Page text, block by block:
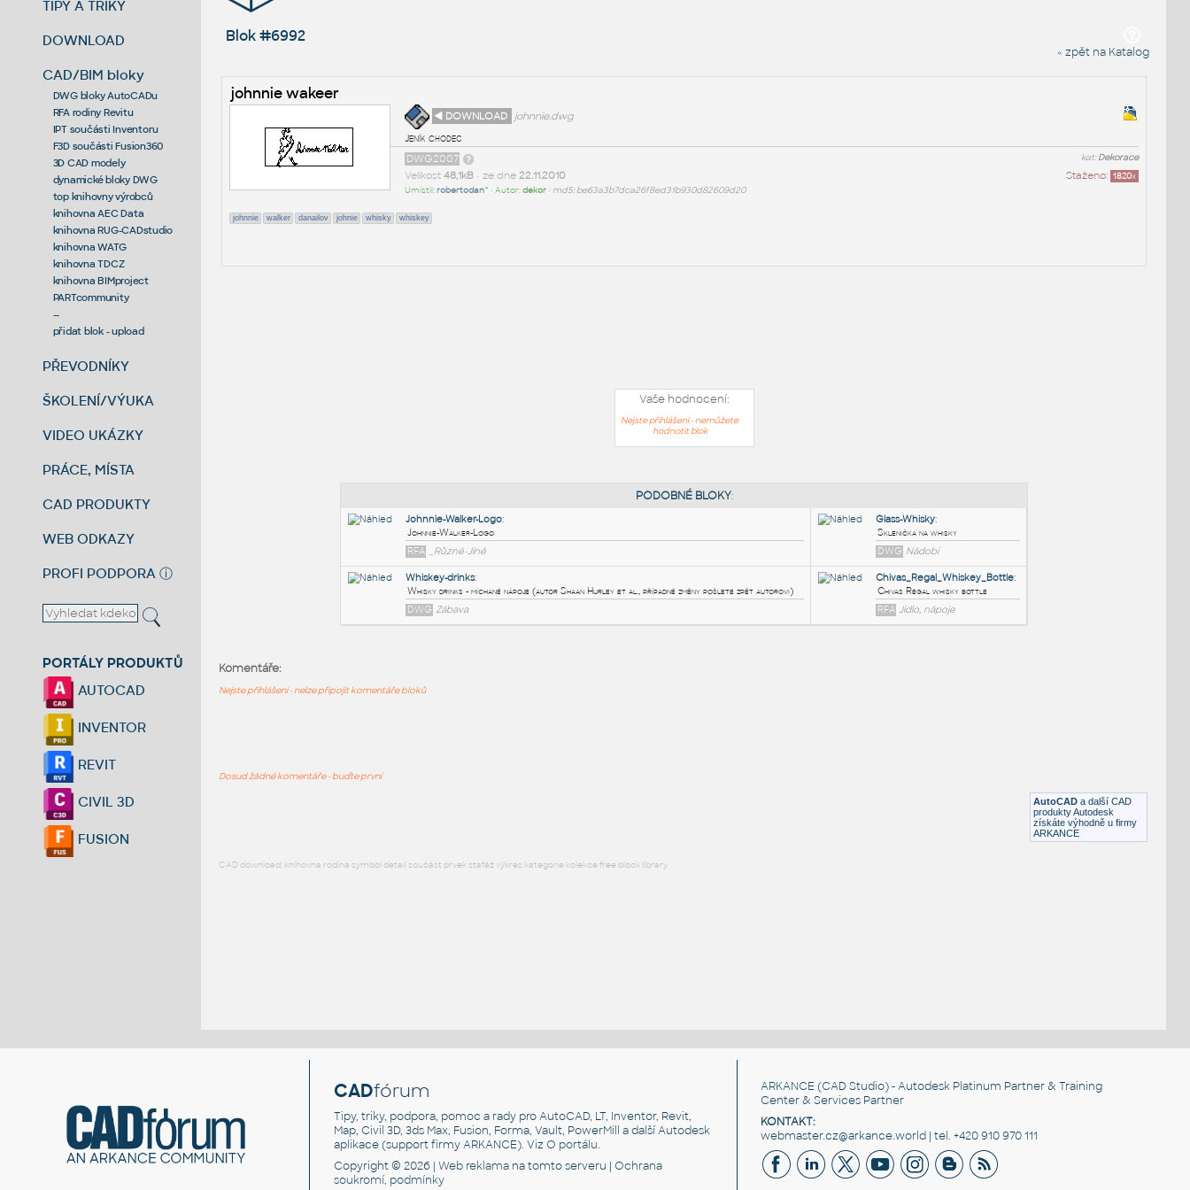
TIPY A TRIKY
DOWNLOAD
CAD/BIM bloky
DWG bloky AutoCADu
RFA rodiny Revitu
IPT součásti Inventoru
F3D součásti Fusion360
3D CAD modely
dynamické bloky DWG
top knihovny výrobců
knihovna AEC Data
knihovna RUG-CADstudio
knihovna WATG
knihovna TDCZ
knihovna BIMproject
PARTcommunity
--
přidat blok - upload
PŘEVODNÍKY
ŠKOLENÍ/VÝUKA
VIDEO UKÁZKY
PRÁCE, MÍSTA
CAD PRODUKTY
WEB ODKAZY
PROFI PODPORA ⓘ
PORTÁLY PRODUKTŮ
AUTOCAD
INVENTOR
REVIT
CIVIL 3D
FUSION
Blok #6992
« zpět na Katalog
johnnie wakeer
◄ DOWNLOAD
johnnie.dwg
Jeník chodec
kat:Dekorace
DWG2007
Staženo: 1820x
Velikost 48,1kB• ze dne 22.11.2010
Umístil:robertodan^ • Autor:dekor• md5: be63a3b7dca26f8ed31b930d82609d20
johnnie walker danailov johnie whisky whiskey
Vaše hodnocení:
Nejste přihlášeni - nemůžete
hodnotit blok
AutoCAD a další CAD
produkty Autodesk
získáte výhodně u firmy
ARKANCE
Komentáře:
Nejste přihlášeni - nelze připojit komentáře bloků
Dosud žádné komentáře - buďte první
CAD download: knihovna rodina symbol detail součást prvek stafáž výkres kategorie kolekce free block library
CADfórum
Tipy, triky, podpora, pomoc a rady pro AutoCAD, LT, Inventor, Revit,
Map, Civil 3D, 3ds Max, Fusion, Forma, Vault, PowerMill a další Autodesk
aplikace (support firmy ARKANCE). VizO portálu.
Copyright © 2026 |Web reklama na tomto serveru |Ochrana
soukromí, podmínky
ARKANCE (CAD Studio) - Autodesk Platinum Partner & Training
Center & Services Partner
KONTAKT:
webmaster.cz@arkance.world | tel. +420 910 970 111